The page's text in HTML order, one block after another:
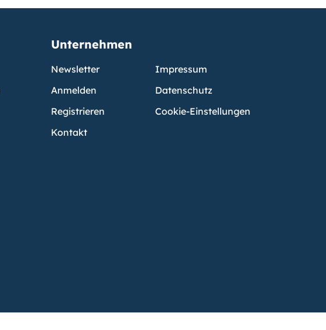
Unternehmen
Newsletter
Anmelden
Registrieren
Kontakt
Impressum
Datenschutz
Cookie-Einstellungen